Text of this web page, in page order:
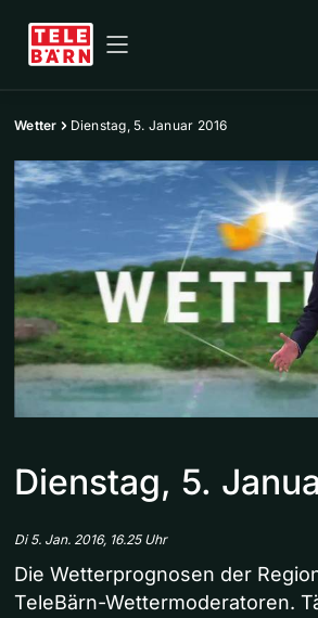
Wetter Dienstag, 5. Januar 2016
Dienstag, 5.
Di 5. Jan. 2016, 16.25 Uhr
Die Wetterprognosen der
TeleBärn-Wettermoderatoren.